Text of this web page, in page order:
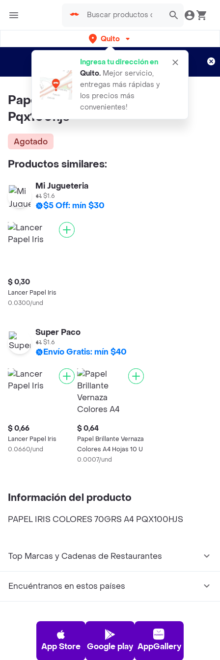
Quito
Ingresa tu dirección en
Quito. Mejor servicio,
entregas más rápidas y
los precios más
convenientes!
envíos gratis por semanas
Aplican TyC
Papel Iris Colores 70grs A4
Pqx100hjs
Agotado
Productos similares:
Mi Jugueteria
$1.6
$5 Off: mín $30
$ 0,30
Lancer Papel Iris
0.0300/und
Super Paco
$1.6
Envío Gratis: mín $40
$ 0,66
Lancer Papel Iris
0.0660/und
$ 0,64
Papel Brillante Vernaza
Colores A4 Hojas 10 U
0.0007/und
Información del producto
PAPEL IRIS COLORES 70GRS A4 PQX100HJS
Top Marcas y Cadenas de Restaurantes
Encuéntranos en estos países
App Store Google play AppGallery